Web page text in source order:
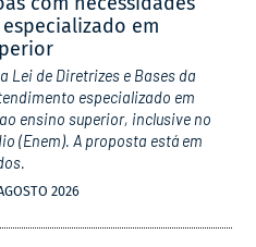
em
Lei de Diretrizes e Bases da
especializado em
ensino superior, inclusive no
(Enem). A proposta está em
2026